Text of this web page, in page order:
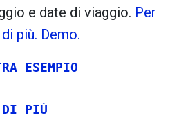
flight_land
LinkedIn open_in_new
e date di viaggio. Per
più. Demo.
ESEMPIO
via Roma, Barcellona,
DI PIÙ